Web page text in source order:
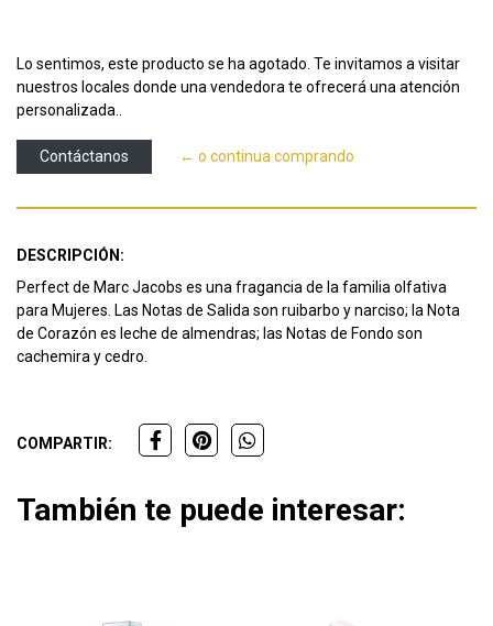
Lo sentimos, este producto se ha agotado. Te invitamos a visitar
nuestros locales donde una vendedora te ofrecerá una atención
personalizada..
Contáctanos ← o continua comprando
DESCRIPCIÓN:
Perfect de Marc Jacobs es una fragancia de la familia olfativa
para Mujeres. Las Notas de Salida son ruibarbo y narciso; la Nota
de Corazón es leche de almendras; las Notas de Fondo son
cachemira y cedro.
COMPARTIR:
También te puede interesar: